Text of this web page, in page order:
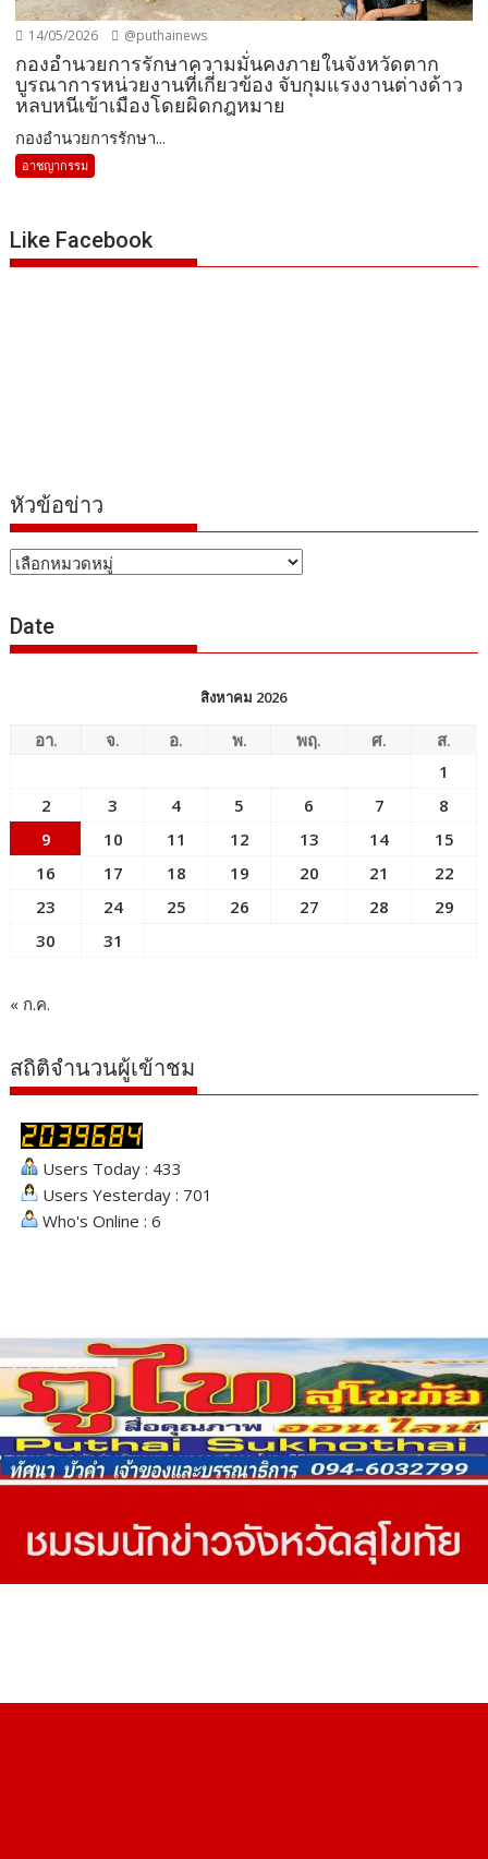
14/05/2026 @puthainews
กองอำนวยการรักษาความมั่นคงภายในจังหวัดตาก
บูรณาการหน่วยงานที่เกี่ยวข้อง จับกุมแรงงานต่างด้าว
หลบหนีเข้าเมืองโดยผิดกฎหมาย
กองอำนวยการรักษา...
อาชญากรรม
Like Facebook
หัวข้อข่าว
หัวข้อ
Date
สิงหาคม 2026
อา. จ. อ. พ. พฤ. ศ.
ส.
1
2
3 4 5 6 7
8
9
10 11 12 13 14
15
16
17 18 19 20 21
22
23
24 25 26 27 28
29
30
31
« ก.ค.
สถิติจำนวนผู้เข้าชม
Users Today : 433
Users Yesterday : 701
Who's Online : 6